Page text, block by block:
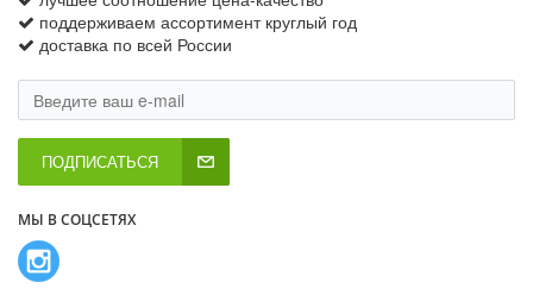
поддерживаем ассортимент круглый год
доставка по всей России
ПОДПИСАТЬСЯ
МЫ В СОЦСЕТЯХ